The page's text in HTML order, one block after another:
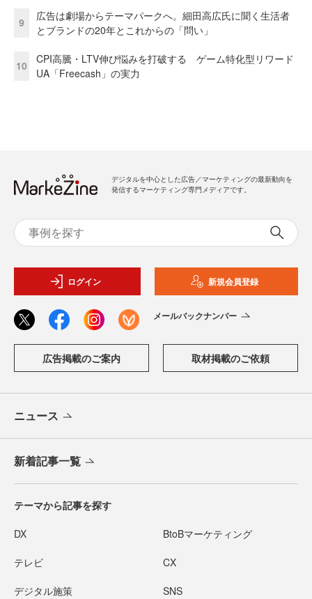
9
広告は劇場からテーマパークへ。細田高広氏に聞く生活者
とブランドの20年とこれからの「問い」
10
CPI高騰・LTV伸び悩みを打破する ゲーム特化型リワード
UA「Freecash」の実力
デジタルを中心とした広告／マーケティングの最新動向を
発信するマーケティング専門メディアです。
ログイン 新規会員登録
メールバックナンバー
広告掲載のご案内 取材掲載のご依頼
ニュース
新着記事一覧
テーマから記事を探す
DX BtoBマーケティング
テレビ CX
デジタル施策 SNS